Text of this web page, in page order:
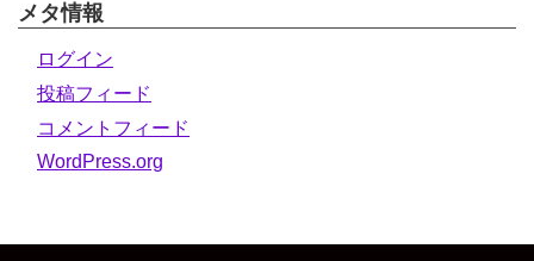
メタ情報
ログイン
投稿フィード
コメントフィード
WordPress.org